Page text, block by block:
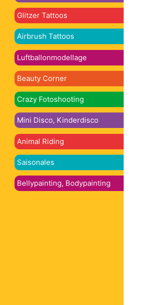
Glitzer Tattoos
Airbrush Tattoos
Luftballonmodellage
Beauty Corner
Crazy Fotoshooting
Mini Disco, Kinderdisco
Animal Riding
Saisonales
Bellypainting, Bodypainting